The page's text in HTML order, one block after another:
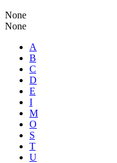
None
None
A
B
C
D
E
I
M
O
S
T
U